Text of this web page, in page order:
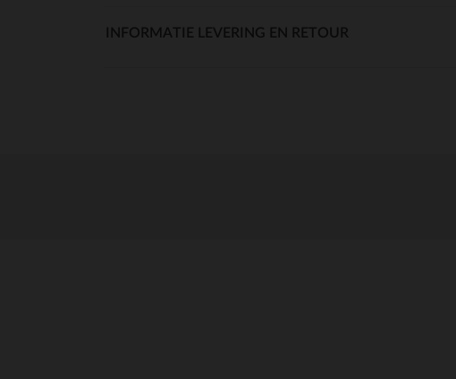
INFORMATIE LEVERING EN RETOUR